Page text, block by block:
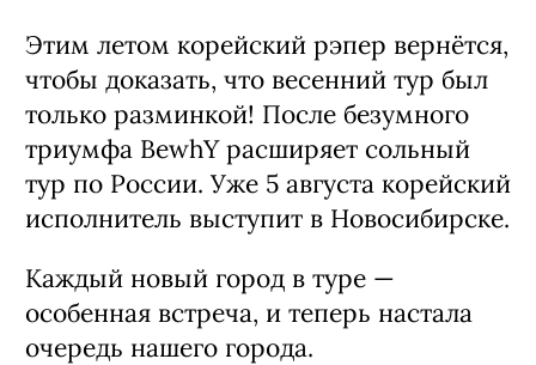
Этим летом корейский рэпер вернётся,
чтобы доказать, что весенний тур был
только разминкой! После безумного
триумфа BewhY расширяет сольный
тур по России. Уже 5 августа корейский
исполнитель выступит в Новосибирске.
Каждый новый город в туре —
особенная встреча, и теперь настала
очередь нашего города.